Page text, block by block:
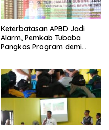
Keterbatasan APBD Jadi
Alarm, Pemkab Tubaba
Pangkas Program demi